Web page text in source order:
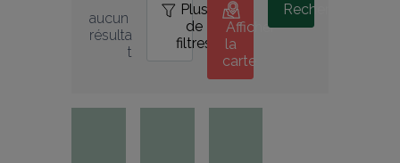
aucun
résulta
t
Plus
de
filtres
Afficher
la
carte
Rechercher